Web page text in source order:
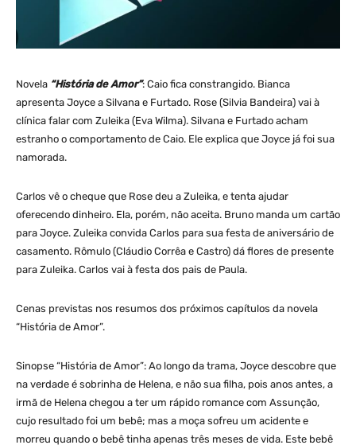
Novela “História de Amor”: Caio fica constrangido. Bianca
apresenta Joyce a Silvana e Furtado. Rose (Silvia Bandeira) vai à
clínica falar com Zuleika (Eva Wilma). Silvana e Furtado acham
estranho o comportamento de Caio. Ele explica que Joyce já foi sua
namorada.
Carlos vê o cheque que Rose deu a Zuleika, e tenta ajudar
oferecendo dinheiro. Ela, porém, não aceita. Bruno manda um cartão
para Joyce. Zuleika convida Carlos para sua festa de aniversário de
casamento. Rômulo (Cláudio Corrêa e Castro) dá flores de presente
para Zuleika. Carlos vai à festa dos pais de Paula.
Cenas previstas nos resumos dos próximos capítulos da novela
“História de Amor”.
Sinopse “História de Amor”: Ao longo da trama, Joyce descobre que
na verdade é sobrinha de Helena, e não sua filha, pois anos antes, a
irmã de Helena chegou a ter um rápido romance com Assunção,
cujo resultado foi um bebê; mas a moça sofreu um acidente e
morreu quando o bebê tinha apenas três meses de vida. Este bebê